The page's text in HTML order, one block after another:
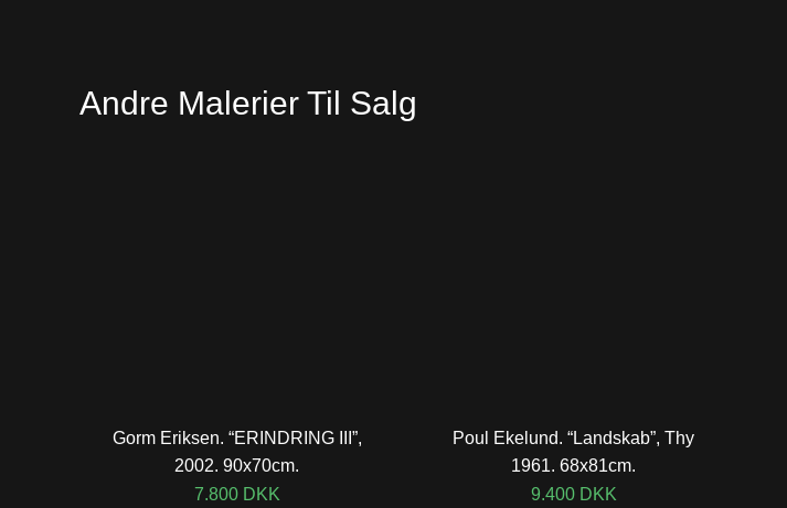
Andre Malerier Til Salg
Gorm Eriksen. “ERINDRING III”,
2002. 90x70cm.
7.800 DKK
Poul Ekelund. “Landskab”, Thy
1961. 68x81cm.
9.400 DKK